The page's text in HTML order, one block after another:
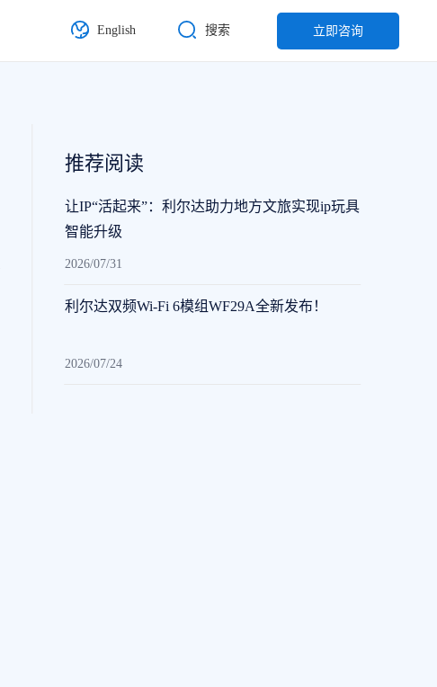
English 搜索 立即咨询
推荐阅读
让IP“活起来”：利尔达助力地方文旅实现ip玩具
智能升级
2026/07/31
利尔达双频Wi-Fi 6模组WF29A全新发布！
2026/07/24